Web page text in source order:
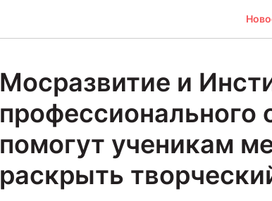
Мосразвитие и
профессионального
помогут ученикам
раскрыть